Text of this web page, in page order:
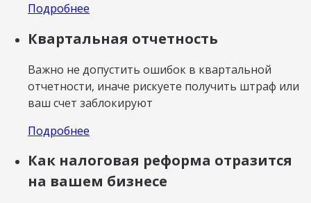
Подробнее
Квартальная отчетность
Важно не допустить ошибок в квартальной
отчетности, иначе рискуете получить штраф или
ваш счет заблокируют
Подробнее
Как налоговая реформа отразится
на вашем бизнесе